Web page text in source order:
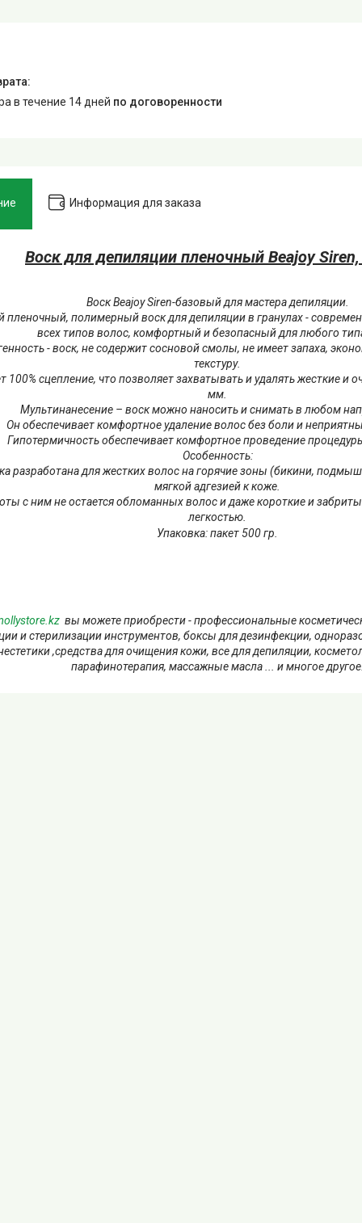
в течение 14 дней по договоренности
Информация для заказа
Воск для депиляции пленочный Beajoy Siren,
Воск Beajoy Siren-базовый для мастера депиляции.
пленочный, полимерный воск для депиляции в гранулах -
всех типов волос, комфортный и безопасный для любого
- воск, не содержит сосновой смолы, не имеет запаха,
текстуру.
100% сцепление, что позволяет захватывать и удалять жесткие и
мм.
Мультинанесение – воск можно наносить и снимать в любом
Он обеспечивает комфортное удаление волос без боли и
Гипотермичность обеспечивает комфортное проведение
Особенность:
разработана для жестких волос на горячие зоны (бикини,
мягкой адгезией к коже.
с ним не остается обломанных волос и даже короткие и
легкостью.
Упаковка: пакет 500 гр.
вы можете приобрести - профессиональные
и стерилизации инструментов, боксы для дезинфекции,
,средства для очищения кожи, все для депиляции,
парафинотерапия, массажные масла ... и многое